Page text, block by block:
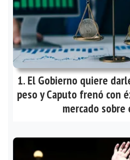
El Gobierno quiere
peso y Caputo frenó con
mercado